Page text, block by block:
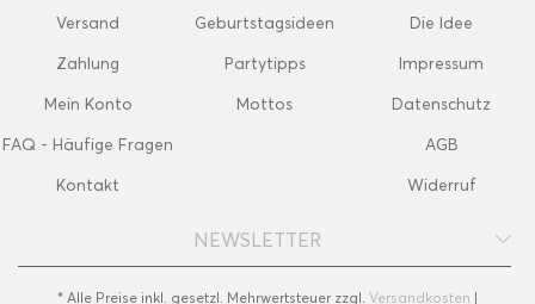
Versand
Zahlung
Mein Konto
FAQ - Häufige Fragen
Kontakt
Geburtstagsideen
Partytipps
Mottos
Die Idee
Impressum
Datenschutz
AGB
Widerruf
NEWSLETTER
* Alle Preise inkl. gesetzl. Mehrwertsteuer zzgl. Versandkosten |